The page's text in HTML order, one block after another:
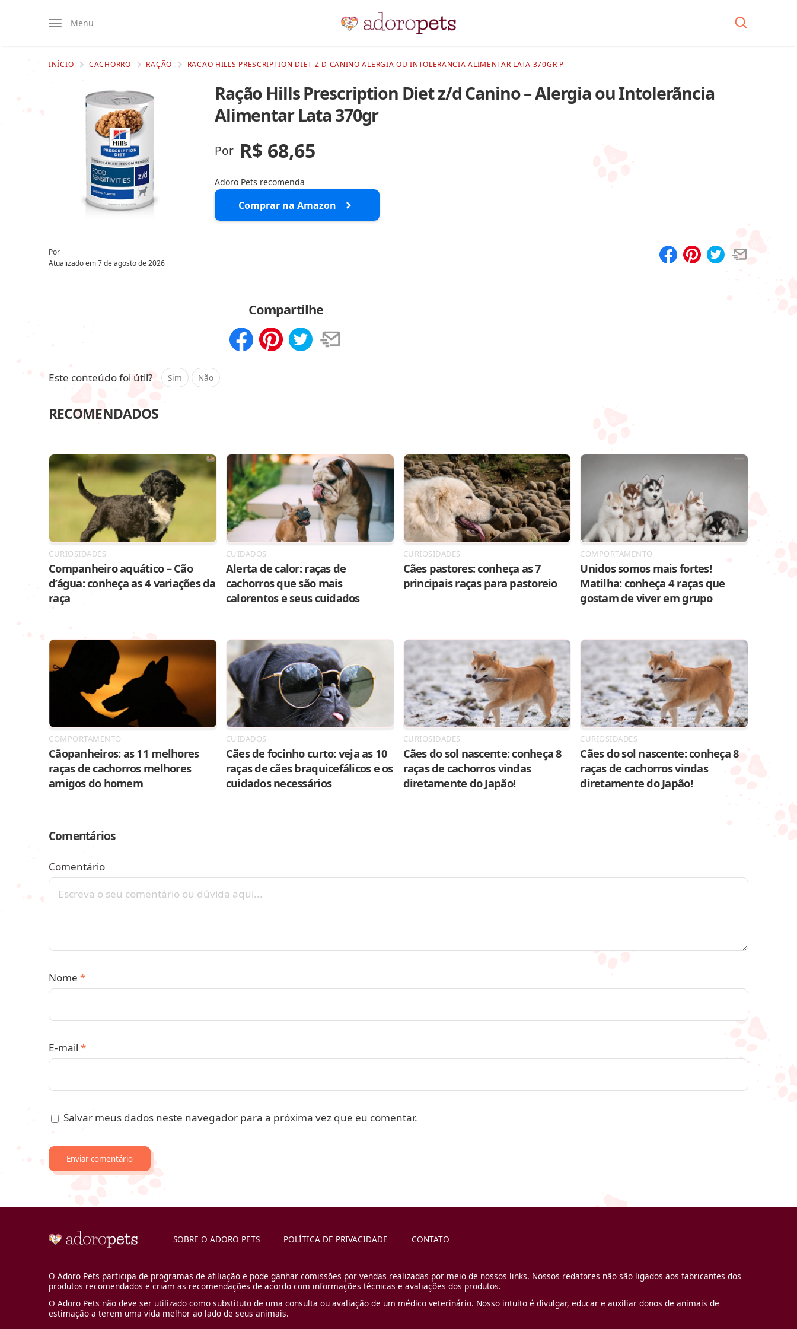
Menu
INÍCIO CACHORRO RAÇÃO RACAO HILLS PRESCRIPTION DIET Z D CANINO ALERGIA OU INTOLERANCIA ALIMENTAR LATA 370GR P
Ração Hills Prescription Diet z/d Canino – Alergia ou Intolerãncia
Alimentar Lata 370gr
Por R$ 68,65
Adoro Pets recomenda
Comprar na Amazon
Por
Atualizado em7 de agosto de 2026
Compartilhe
Este conteúdo foi útil? Sim Não
RECOMENDADOS
CURIOSIDADES
Companheiro aquático – Cão
d’água: conheça as 4 variações da
raça
CUIDADOS
Alerta de calor: raças de
cachorros que são mais
calorentos e seus cuidados
CURIOSIDADES
Cães pastores: conheça as 7
principais raças para pastoreio
COMPORTAMENTO
Unidos somos mais fortes!
Matilha: conheça 4 raças que
gostam de viver em grupo
COMPORTAMENTO
Cãopanheiros: as 11 melhores
raças de cachorros melhores
amigos do homem
CUIDADOS
Cães de focinho curto: veja as 10
raças de cães braquicefálicos e os
cuidados necessários
CURIOSIDADES
Cães do sol nascente: conheça 8
raças de cachorros vindas
diretamente do Japão!
CURIOSIDADES
Cães do sol nascente: conheça 8
raças de cachorros vindas
diretamente do Japão!
Comentários
Comentário
Nome *
E-mail *
Salvar meus dados neste navegador para a próxima vez que eu comentar.
SOBRE O ADORO PETS POLÍTICA DE PRIVACIDADE CONTATO
O Adoro Pets participa de programas de afiliação e pode ganhar comissões por vendas realizadas por meio de nossos links. Nossos redatores não são ligados aos fabricantes dos
produtos recomendados e criam as recomendações de acordo com informações técnicas e avaliações dos produtos.
O Adoro Pets não deve ser utilizado como substituto de uma consulta ou avaliação de um médico veterinário. Nosso intuito é divulgar, educar e auxiliar donos de animais de
estimação a terem uma vida melhor ao lado de seus animais.